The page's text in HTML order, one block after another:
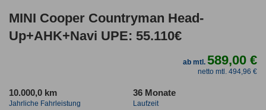
MINI Cooper Countryman Head-
Up+AHK+Navi UPE: 55.110€
ab mtl.589,00 €
netto mtl. 494,96 €
10.000,0 km
Jahrliche Fahrleistung
36 Monate
Laufzeit